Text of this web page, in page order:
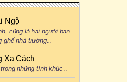
Ngộ
cũng là hai người bạn
ghế nhà trường...
Xa Cách
những tình khúc...